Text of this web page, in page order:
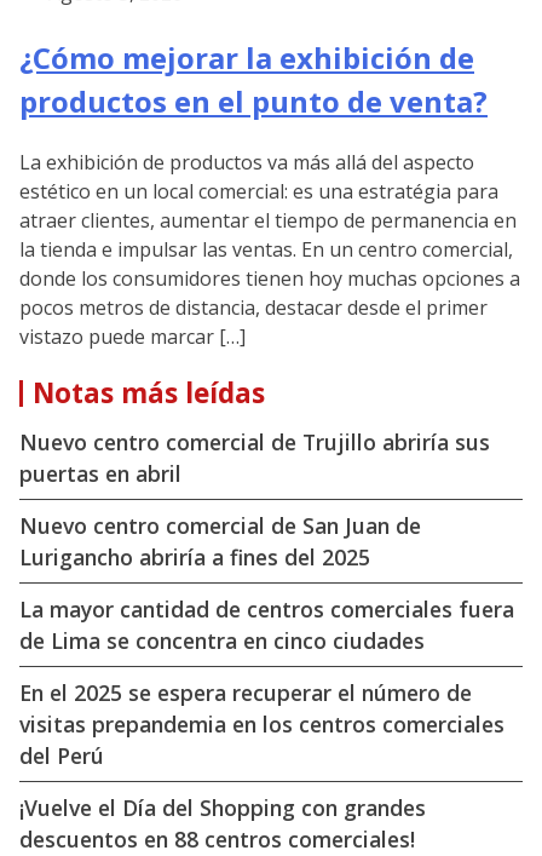
¿Cómo mejorar la exhibición de
productos en el punto de venta?
La exhibición de productos va más allá del aspecto
estético en un local comercial: es una estratégia para
atraer clientes, aumentar el tiempo de permanencia en
la tienda e impulsar las ventas. En un centro comercial,
donde los consumidores tienen hoy muchas opciones a
pocos metros de distancia, destacar desde el primer
vistazo puede marcar […]
Notas más leídas
Nuevo centro comercial de Trujillo abriría sus
puertas en abril
Nuevo centro comercial de San Juan de
Lurigancho abriría a fines del 2025
La mayor cantidad de centros comerciales fuera
de Lima se concentra en cinco ciudades
En el 2025 se espera recuperar el número de
visitas prepandemia en los centros comerciales
del Perú
¡Vuelve el Día del Shopping con grandes
descuentos en 88 centros comerciales!